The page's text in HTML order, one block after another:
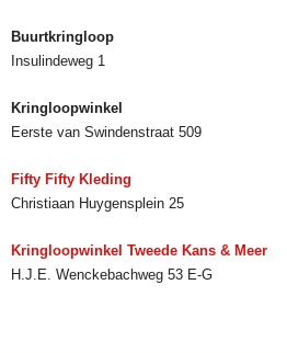
Buurtkringloop
Insulindeweg 1
Kringloopwinkel
Eerste van Swindenstraat 509
Fifty Fifty Kleding
Christiaan Huygensplein 25
Kringloopwinkel Tweede Kans & Meer
H.J.E. Wenckebachweg 53 E-G